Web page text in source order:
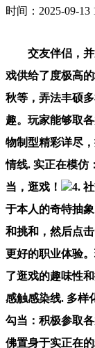
时间：2025-09-13
交友伴侣，并
戏供给了度极高
秋等，弄法丰硕
趣。玩家能够取
物制型精彩详尽
情线. 实正在模仿
当，逛戏！
4.
于本人的奇特抽
和挑和，然后点
更好的职业体验
了逛戏的趣味性
感触感染线. 多样
勾当：积极参取
佛置身于实正在